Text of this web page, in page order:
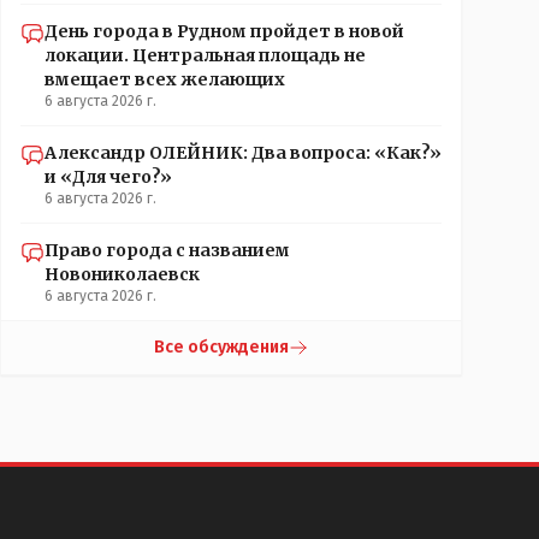
День города в Рудном пройдет в новой
локации. Центральная площадь не
вмещает всех желающих
6 августа 2026 г.
Александр ОЛЕЙНИК: Два вопроса: «Как?»
и «Для чего?»
6 августа 2026 г.
Право города с названием
Новониколаевск
6 августа 2026 г.
Все обсуждения